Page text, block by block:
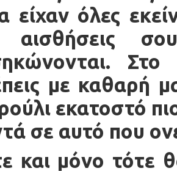
είχαν όλες
αισθήσεις
με καθαρή
εκατοστό
σε αυτό που
και μόνο τότε